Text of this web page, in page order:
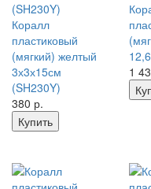
Коралл
пластиковый
(мягкий) желтый
3х3х15см
(SH230Y)
380 р.
Купить
1